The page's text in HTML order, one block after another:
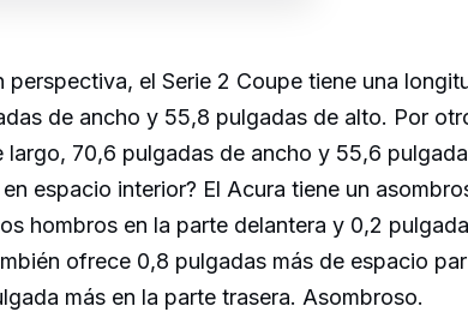
perspectiva, el Serie 2 Coupe tiene una
de ancho y 55,8 pulgadas de alto. Por
largo, 70,6 pulgadas de ancho y 55,6
espacio interior? El Acura tiene un
hombros en la parte delantera y 0,2
ofrece 0,8 pulgadas más de espacio
más en la parte trasera. Asombroso.